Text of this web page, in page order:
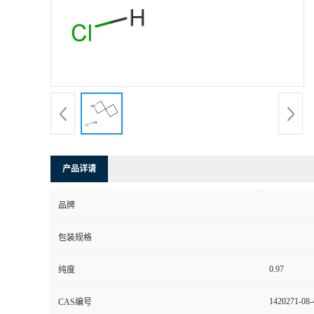
产品详请
品牌
包装规格
纯度 0.97
CAS编号 1420271-08-